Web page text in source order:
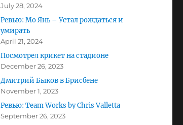
July 28, 2024
Ревью: Мо Янь – Устал рождаться и
умирать
April 21, 2024
Посмотрел крикет на стадионе
December 26, 2023
Дмитрий Быков в Брисбене
November 1, 2023
Ревью: Team Works by Chris Valletta
September 26, 2023